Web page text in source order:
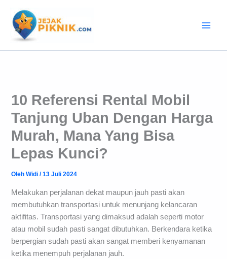
konten
10 Referensi Rental Mobil
Tanjung Uban Dengan Harga
Murah, Mana Yang Bisa
Lepas Kunci?
OlehWidi/13 Juli 2024
Melakukan perjalanan dekat maupun jauh pasti akan
membutuhkan transportasi untuk menunjang kelancaran
aktifitas. Transportasi yang dimaksud adalah seperti motor
atau mobil sudah pasti sangat dibutuhkan. Berkendara ketika
berpergian sudah pasti akan sangat memberi kenyamanan
ketika menempuh perjalanan jauh.